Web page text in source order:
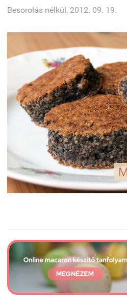
Besorolás nélkül, 2012. 09. 19.